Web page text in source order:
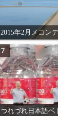
2015年2月メコン
7
つれづれ日本語